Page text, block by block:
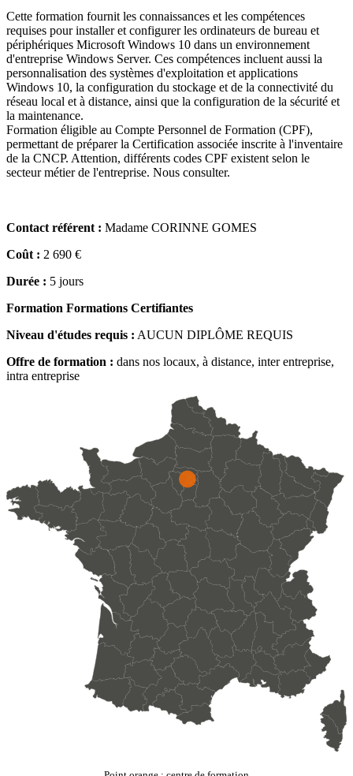
Cette formation fournit les connaissances et les compétences
requises pour installer et configurer les ordinateurs de bureau et
périphériques Microsoft Windows 10 dans un environnement
d'entreprise Windows Server. Ces compétences incluent aussi la
personnalisation des systèmes d'exploitation et applications
Windows 10, la configuration du stockage et de la connectivité du
réseau local et à distance, ainsi que la configuration de la sécurité et
la maintenance.
Formation éligible au Compte Personnel de Formation (CPF),
permettant de préparer la Certification associée inscrite à l'inventaire
de la CNCP. Attention, différents codes CPF existent selon le
secteur métier de l'entreprise. Nous consulter.
Contact référent : Madame CORINNE GOMES
Coût : 2 690 €
Durée : 5 jours
Formation Formations Certifiantes
Niveau d'études requis : AUCUN DIPLÔME REQUIS
Offre de formation : dans nos locaux, à distance, inter entreprise,
intra entreprise